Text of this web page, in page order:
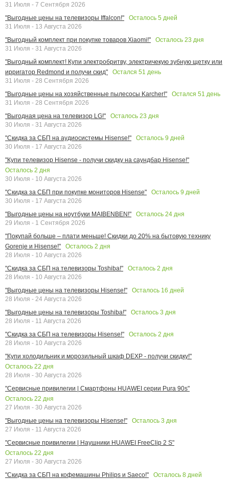
31 Июля - 7 Сентября 2026
"Выгодные цены на телевизоры Iffalcon!"
Осталось 5 дней
31 Июля - 13 Августа 2026
"Выгодный комплект при покупке товаров Xiaomi!"
Осталось 23 дня
31 Июля - 31 Августа 2026
"Выгодный комплект! Купи электробритву, электричекую зубную щетку или
ирригатор Redmond и получи скид"
Остался 51 день
31 Июля - 28 Сентября 2026
"Выгодные цены на хозяйственные пылесосы Karcher!"
Остался 51 день
31 Июля - 28 Сентября 2026
"Выгодная цена на телевизор LG!"
Осталось 23 дня
30 Июля - 31 Августа 2026
"Скидка за СБП на аудиосистемы Hisense!"
Осталось 9 дней
30 Июля - 17 Августа 2026
"Купи телевизор Hisense - получи скидку на саундбар Hisense!"
Осталось 2 дня
30 Июля - 10 Августа 2026
"Скидка за СБП при покупке мониторов Hisense"
Осталось 9 дней
30 Июля - 17 Августа 2026
"Выгодные цены на ноутбуки MAIBENBEN!"
Осталось 24 дня
29 Июля - 1 Сентября 2026
"Покупай больше – плати меньше! Скидки до 20% на бытовую технику
Gorenje и Hisense!"
Осталось 2 дня
28 Июля - 10 Августа 2026
"Скидка за СБП на телевизоры Toshiba!"
Осталось 2 дня
28 Июля - 10 Августа 2026
"Выгодные цены на телевизоры Hisense!"
Осталось 16 дней
28 Июля - 24 Августа 2026
"Выгодные цены на телевизоры Toshiba!"
Осталось 3 дня
28 Июля - 11 Августа 2026
"Скидка за СБП на телевизоры Hisense!"
Осталось 2 дня
28 Июля - 10 Августа 2026
"Купи холодильник и морозильный шкаф DEXP - получи скидку!"
Осталось 22 дня
28 Июля - 30 Августа 2026
"Сервисные привилегии | Смартфоны HUAWEI серии Pura 90s"
Осталось 22 дня
27 Июля - 30 Августа 2026
"Выгодные цены на телевизоры Hisense!"
Осталось 3 дня
27 Июля - 11 Августа 2026
"Сервисные привилегии | Наушники HUAWEI FreeClip 2 S"
Осталось 22 дня
27 Июля - 30 Августа 2026
"Скидка за СБП на кофемашины Philips и Saeco!"
Осталось 8 дней